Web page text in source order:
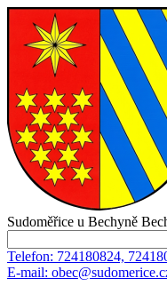
Sudoměřice u Bechyně
Telefon: 724180824,
E-mail: